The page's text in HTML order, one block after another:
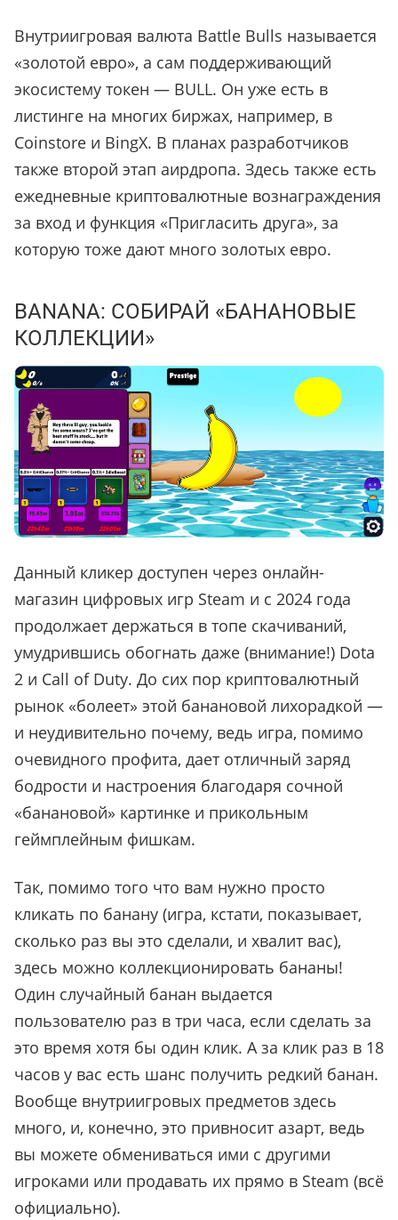
Внутриигровая валюта Battle Bulls называется
«золотой евро», а сам поддерживающий
экосистему токен — BULL. Он уже есть в
листинге на многих биржах, например, в
Coinstore и BingX. В планах разработчиков
также второй этап аирдропа. Здесь также есть
ежедневные криптовалютные вознаграждения
за вход и функция «Пригласить друга», за
которую тоже дают много золотых евро.
BANANA: СОБИРАЙ «БАНАНОВЫЕ
КОЛЛЕКЦИИ»
Данный кликер доступен через онлайн-
магазин цифровых игр Steam и с 2024 года
продолжает держаться в топе скачиваний,
умудрившись обогнать даже (внимание!) Dota
2 и Call of Duty. До сих пор криптовалютный
рынок «болеет» этой банановой лихорадкой —
и неудивительно почему, ведь игра, помимо
очевидного профита, дает отличный заряд
бодрости и настроения благодаря сочной
«банановой» картинке и прикольным
геймплейным фишкам.
Так, помимо того что вам нужно просто
кликать по банану (игра, кстати, показывает,
сколько раз вы это сделали, и хвалит вас),
здесь можно коллекционировать бананы!
Один случайный банан выдается
пользователю раз в три часа, если сделать за
это время хотя бы один клик. А за клик раз в 18
часов у вас есть шанс получить редкий банан.
Вообще внутриигровых предметов здесь
много, и, конечно, это привносит азарт, ведь
вы можете обмениваться ими с другими
игроками или продавать их прямо в Steam (всё
официально).